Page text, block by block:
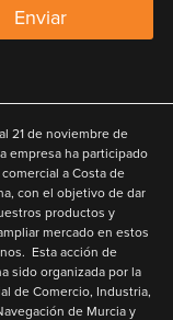
Enviar
21 de noviembre de
empresa ha participado
a Costa de
, con el objetivo dedar
productos y
mercado en estos
Esta acción de
sido organizada por la
de Comercio, Industria,
de Murcia y